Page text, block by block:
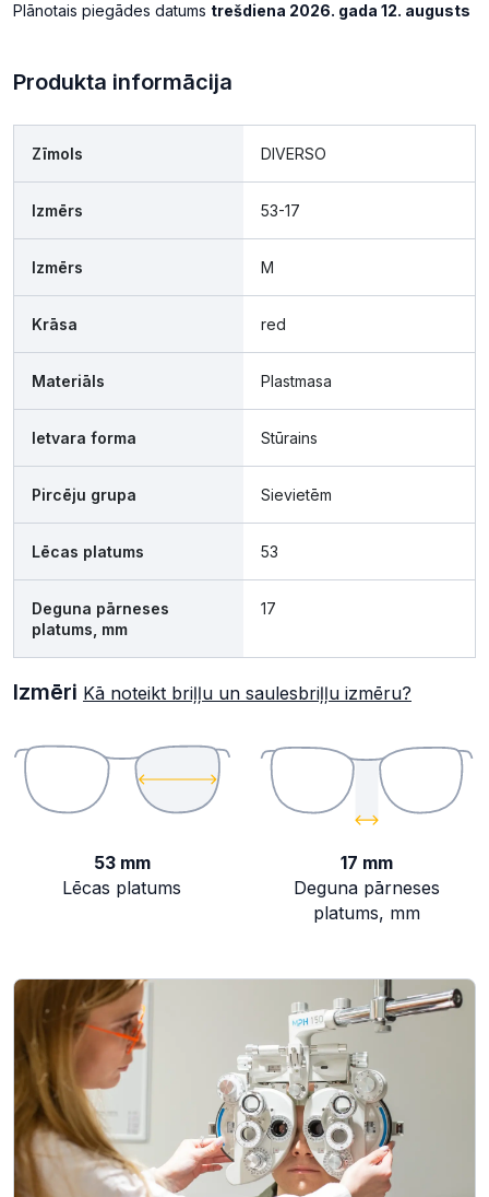
Plānotais piegādes datums trešdiena 2026. gada 12. augusts
Produkta informācija
Zīmols DIVERSO
Izmērs 53-17
Izmērs M
Krāsa red
Materiāls Plastmasa
Ietvara forma Stūrains
Pircēju grupa Sievietēm
Lēcas platums 53
Deguna pārneses
platums, mm
17
Izmēri Kā noteikt briļļu un saulesbriļļu izmēru?
53 mm
Lēcas platums
17 mm
Deguna pārneses
platums, mm